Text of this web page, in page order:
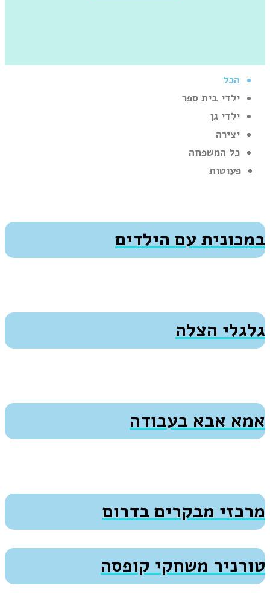
הכל
ילדי בית ספר
ילדי גן
יצירה
כל המשפחה
פעוטות
במכונית עם הילדים
גלגלי הצלה
אמא אבא בעבודה
מרכזי מבקרים בדרום
טורניר משחקי קופסה